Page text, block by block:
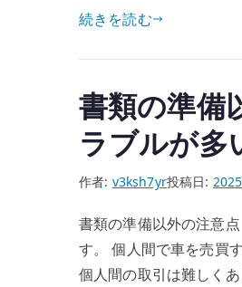
続きを読む
書類の準備
ラブルが多
作者: v3ksh7yr投稿日:
書類の準備以外の注意
す。 個人間で車を売買
個人間の取引は難しく